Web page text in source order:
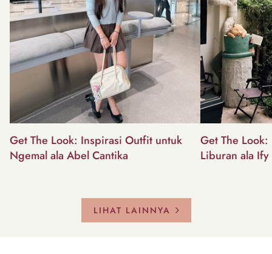
Get The Look: Inspirasi Outfit untuk
Ngemal ala Abel Cantika
Get The
Liburan ala Ify
LIHAT LAINNYA